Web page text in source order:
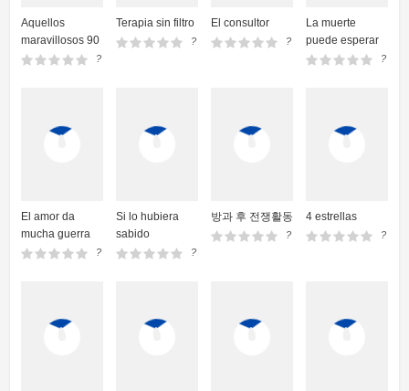
Aquellos
maravillosos 90
?
Terapia sin filtro
?
El consultor
?
La muerte
puede esperar
?
El amor da
mucha guerra
?
Si lo hubiera
sabido
?
방과 후 전쟁활동
?
4 estrellas
?